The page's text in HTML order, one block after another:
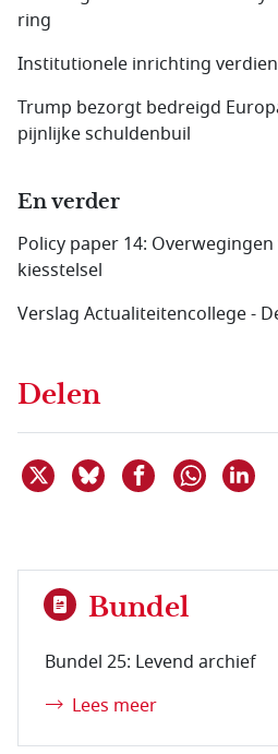
ring
Institutionele inrichting
Trump bezorgt bedreigd
pijnlijke schuldenbuil
En verder
Policy paper 14:
kiesstelsel
Verslag Actualiteitencollege -
Delen
Deel dit item op X
Deel dit item op
Deel dit item
Delen via
Bundel
Bundel 25: Levend archief
Lees meer